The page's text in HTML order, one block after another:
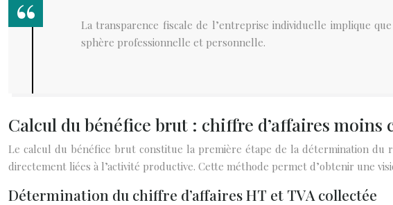
La transparence fiscale de l’entreprise individuelle implique
sphère professionnelle et personnelle.
Calcul du bénéfice brut : chiffre d’affaires moins
Le calcul du bénéfice brut constitue la première étape de la détermination du
directement liées à l’activité productive. Cette méthode permet d’obtenir une
Détermination du chiffre d’affaires HT et TVA collectée